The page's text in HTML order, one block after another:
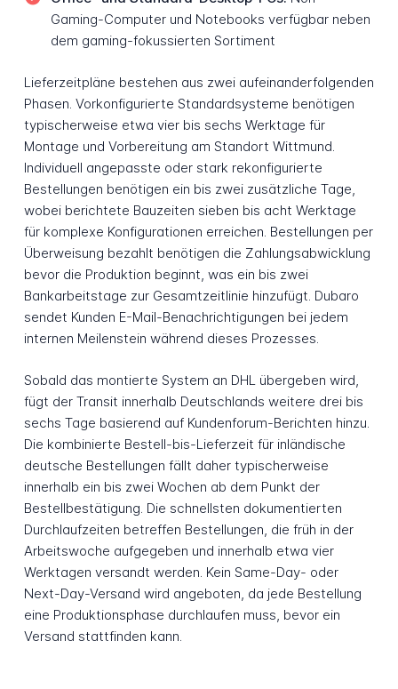
Gaming-Computer und Notebooks verfügbar neben
dem gaming-fokussierten Sortiment
Lieferzeitpläne bestehen aus zwei aufeinanderfolgenden
Phasen. Vorkonfigurierte Standardsysteme benötigen
typischerweise etwa vier bis sechs Werktage für
Montage und Vorbereitung am Standort Wittmund.
Individuell angepasste oder stark rekonfigurierte
Bestellungen benötigen ein bis zwei zusätzliche Tage,
wobei berichtete Bauzeiten sieben bis acht Werktage
für komplexe Konfigurationen erreichen. Bestellungen per
Überweisung bezahlt benötigen die Zahlungsabwicklung
bevor die Produktion beginnt, was ein bis zwei
Bankarbeitstage zur Gesamtzeitlinie hinzufügt. Dubaro
sendet Kunden E-Mail-Benachrichtigungen bei jedem
internen Meilenstein während dieses Prozesses.
Sobald das montierte System an DHL übergeben wird,
fügt der Transit innerhalb Deutschlands weitere drei bis
sechs Tage basierend auf Kundenforum-Berichten hinzu.
Die kombinierte Bestell-bis-Lieferzeit für inländische
deutsche Bestellungen fällt daher typischerweise
innerhalb ein bis zwei Wochen ab dem Punkt der
Bestellbestätigung. Die schnellsten dokumentierten
Durchlaufzeiten betreffen Bestellungen, die früh in der
Arbeitswoche aufgegeben und innerhalb etwa vier
Werktagen versandt werden. Kein Same-Day- oder
Next-Day-Versand wird angeboten, da jede Bestellung
eine Produktionsphase durchlaufen muss, bevor ein
Versand stattfinden kann.